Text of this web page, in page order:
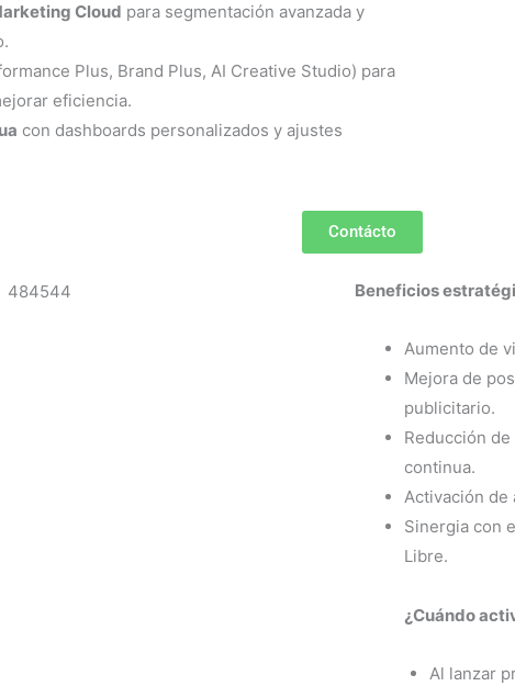
Cloud para segmentación avanzada y
Plus, Brand Plus, AI Creative Studio) para
eficiencia.
con dashboards personalizados y ajustes
Contácto
Beneficios
Aumento de
Mejora de
publicitario.
Reducción de
continua.
Activación de
Sinergia con
Libre.
¿Cuándo
Al lanzar